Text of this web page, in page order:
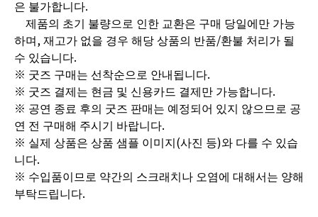
은 불가합니다.
제품의 초기 불량으로 인한 교환은 구매 당일에만 가능
하며, 재고가 없을 경우 해당 상품의 반품/환불 처리가 될
수 있습니다.
※ 굿즈 구매는 선착순으로 안내됩니다.
※ 굿즈 결제는 현금 및 신용카드 결제만 가능합니다.
※ 공연 종료 후의 굿즈 판매는 예정되어 있지 않으므로 공
연 전 구매해 주시기 바랍니다.
※ 실제 상품은 상품 샘플 이미지(사진 등)와 다를 수 있습
니다.
※ 수입품이므로 약간의 스크래치나 오염에 대해서는 양해
부탁드립니다.